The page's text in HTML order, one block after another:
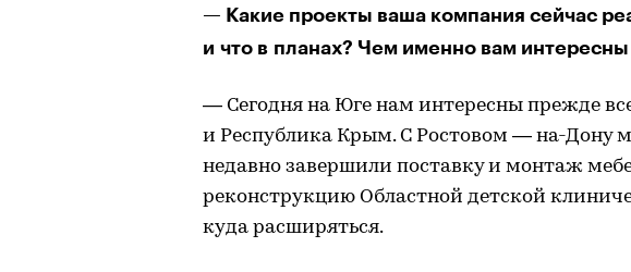
— Какие проекты ваша компания сейчас
и что в планах? Чем именно вам
— Сегодня на Юге нам интересны прежде
и Республика Крым. С Ростовом — на-Дону
недавно завершили поставку и монтаж
реконструкцию Областной детской
куда расширяться.